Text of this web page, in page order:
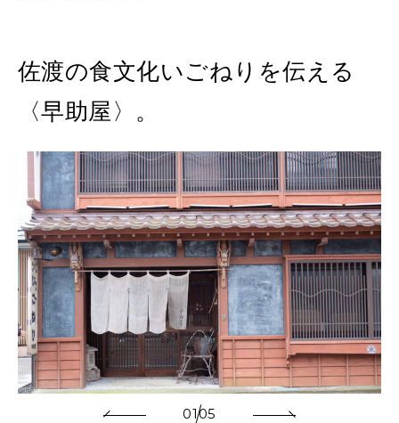
佐渡の食文化いごねりを伝える
〈早助屋〉。
0105